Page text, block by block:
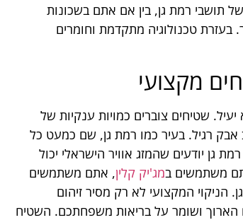
תושבי רמת גן, בין אם אתם בשכונות
טכנולוגיה מתקדמת וחומרים
מקצועי
יעיל. שטיחים צוברים כמויות ענקיות של
אבק רגיל. בעיר כמו רמת גן, שם כמעט כל
גן יודעים שהמזג אוויר הישראלי יכול
משתמשים במג'יק קלין, אתם משתמשים
הניקוי המקצועי לא רק מסיר זיהום
הארוך ושומר על בריאות משפחתכם. השטיח